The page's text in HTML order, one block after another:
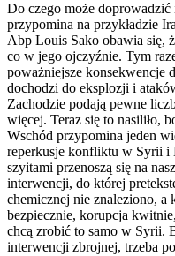
Do czego może
przypomina na przykładzie
Abp Louis Sako obawia się,
co w jego ojczyźnie. Tym
poważniejsze konsekwencje
dochodzi do eksplozji i
Zachodzie podają pewne
więcej. Teraz się to nasiliło,
Wschód przypomina jeden
reperkusje konfliktu w Syrii i
szyitami przenoszą się na
interwencji, do której
chemicznej nie znaleziono, a
bezpiecznie, korupcja
chcą zrobić to samo w Syrii.
interwencji zbrojnej, trzeba